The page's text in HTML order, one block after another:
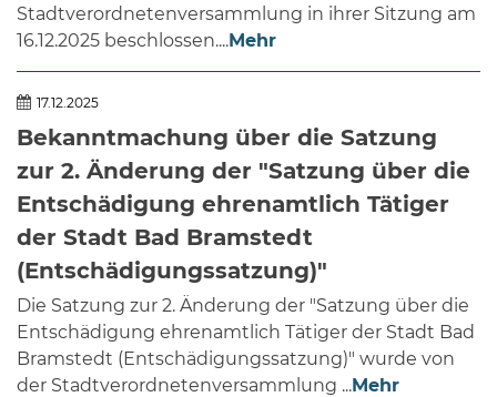
Stadtverordnetenversammlung in ihrer Sitzung am
16.12.2025 beschlossen....Mehr
17.12.2025
Bekanntmachung über die Satzung
zur 2. Änderung der "Satzung über die
Entschädigung ehrenamtlich Tätiger
der Stadt Bad Bramstedt
(Entschädigungssatzung)"
Die Satzung zur 2. Änderung der "Satzung über die
Entschädigung ehrenamtlich Tätiger der Stadt Bad
Bramstedt (Entschädigungssatzung)" wurde von
der Stadtverordnetenversammlung ...Mehr